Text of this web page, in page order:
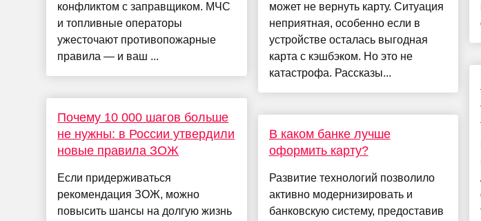
конфликтом с заправщиком. МЧС
и топливные операторы
ужесточают противопожарные
правила — и ваш ...
Почему 10 000 шагов больше
не нужны: в России утвердили
новые правила ЗОЖ
Если придерживаться
рекомендация ЗОЖ, можно
повысить шансы на долгую жизнь
может не вернуть карту. Ситуация
неприятная, особенно если в
устройстве осталась выгодная
карта с кэшбэком. Но это не
катастрофа. Рассказы...
В каком банке лучше
оформить карту?
Развитие технологий позволило
активно модернизировать и
банковскую систему, предоставив